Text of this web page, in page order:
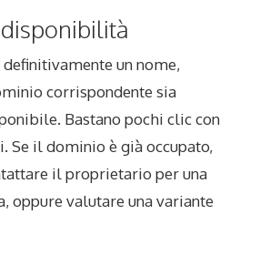
un nome,
corrispondente sia
Bastano pochi clic con
Se il dominio è già occupato,
il proprietario per una
oppure valutare una variante